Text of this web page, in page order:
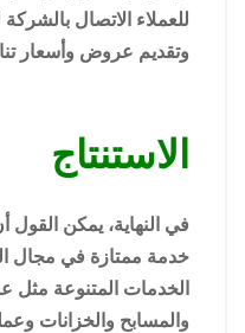
للعملاء الاتصال
وتقديم عروض وأسعار
الاستنتاج
في النهاية، يمكن
خدمة ممتازة في مجال
الخدمات المتنوعة مثل
والمسابح والخزانات